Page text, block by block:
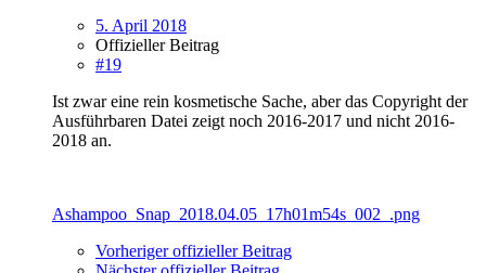
5. April 2018
Offizieller Beitrag
#19
Ist zwar eine rein kosmetische Sache, aber das Copyright der
Ausführbaren Datei zeigt noch 2016-2017 und nicht 2016-
2018 an.
Ashampoo_Snap_2018.04.05_17h01m54s_002_.png
Vorheriger offizieller Beitrag